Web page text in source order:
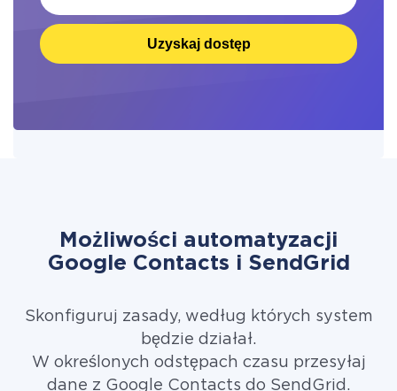
Uzyskaj dostęp
Możliwości automatyzacji
Google Contacts i SendGrid
Skonfiguruj zasady, według których system
będzie działał.
W określonych odstępach czasu przesyłaj
dane z Google Contacts do SendGrid.